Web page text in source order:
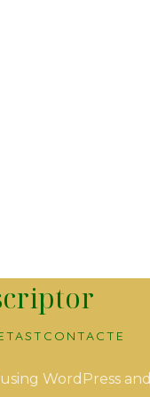
TAST CONTACTE
using WordPress and